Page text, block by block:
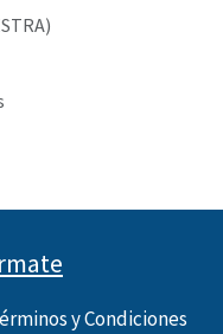
y Condiciones